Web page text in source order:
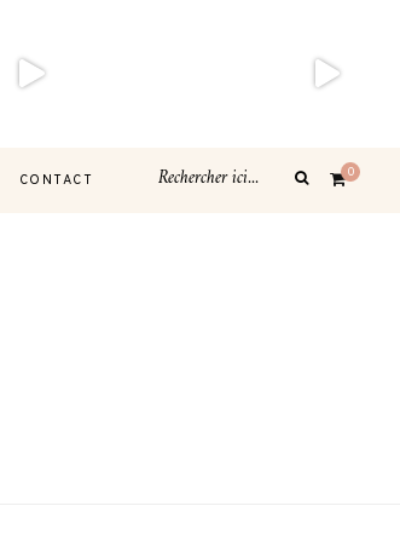
CONTACT 0